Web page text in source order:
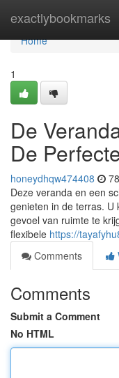
exactlybookmarks
Home
Home
1
De
De
honeydhqw474408
Deze veranda en een
genieten in de terras. U
gevoel van ruimte te
flexibele https://
Comments
Comments
Submit a Comment
No HTML